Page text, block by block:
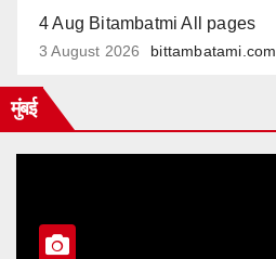
4 Aug Bitambatmi All pages
3 August 2026 bittambatami.com
मुंबई